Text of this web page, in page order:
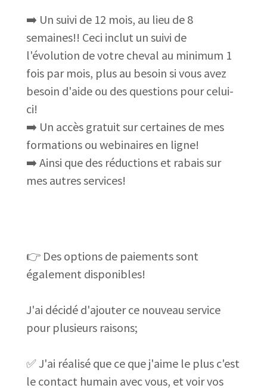
➡️ Un suivi de 12 mois, au lieu de 8
semaines!! Ceci inclut un suivi de
l'évolution de votre cheval au minimum 1
fois par mois, plus au besoin si vous avez
besoin d'aide ou des questions pour celui-
ci!
➡️ Un accès gratuit sur certaines de mes
formations ou webinaires en ligne!
➡️ Ainsi que des réductions et rabais sur
mes autres services!
👉 Des options de paiements sont
également disponibles!
J'ai décidé d'ajouter ce nouveau service
pour plusieurs raisons;
✅ J'ai réalisé que ce que j'aime le plus c'est
le contact humain avec vous, et voir vos